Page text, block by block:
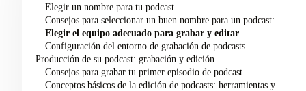
Elegir un nombre para tu podcast
Consejos para seleccionar un buen nombre para un podcast:
Elegir el equipo adecuado para grabar y editar
Configuración del entorno de grabación de podcasts
Producción de su podcast: grabación y edición
Consejos para grabar tu primer episodio de podcast
Conceptos básicos de la edición de podcasts: herramientas y